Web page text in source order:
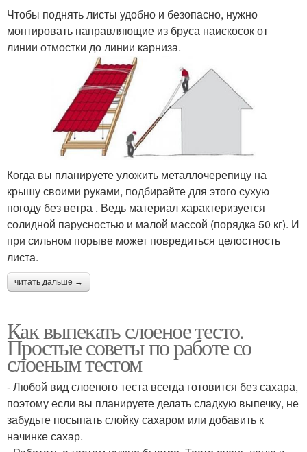
Чтобы поднять листы удобно и безопасно, нужно
монтировать направляющие из бруса наискосок от
линии отмостки до линии карниза.
Когда вы планируете уложить металлочерепицу на
крышу своими руками, подбирайте для этого сухую
погоду без ветра . Ведь материал характеризуется
солидной парусностью и малой массой (порядка 50 кг). И
при сильном порыве может повредиться целостность
листа.
читать дальше →
Как выпекать слоеное тесто.
Простые советы по работе со
слоеным тестом
- Любой вид слоеного теста всегда готовится без сахара,
поэтому если вы планируете делать сладкую выпечку, не
забудьте посыпать слойку сахаром или добавить к
начинке сахар.